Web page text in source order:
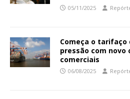
05/11/2025
Começa o tarifaço
pressão com novo
comerciais
06/08/2025